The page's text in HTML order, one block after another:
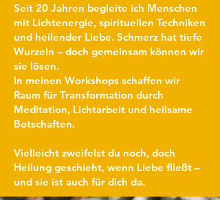
Seit 20 Jahren begleite ich Menschen
mit Lichtenergie, spirituellen Techniken
und heilender Liebe. Schmerz hat tiefe
Wurzeln – doch gemeinsam können wir
sie lösen.
In meinen Workshops schaffen wir
Raum für Transformation durch
Meditation, Lichtarbeit und heilsame
Botschaften.
Vielleicht zweifelst du noch, doch
Heilung geschieht, wenn Liebe fließt –
und sie ist auch für dich da.